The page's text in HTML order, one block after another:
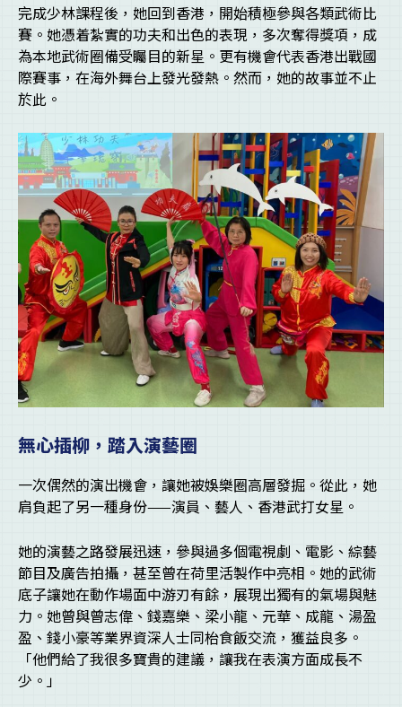
完成少林課程後，她回到香港，開始積極參與各類武術比
賽。她憑着紮實的功夫和出色的表現，多次奪得獎項，成
為本地武術圈備受矚目的新星。更有機會代表香港出戰國
際賽事，在海外舞台上發光發熱。然而，她的故事並不止
於此。
無心插柳，踏入演藝圈
一次偶然的演出機會，讓她被娛樂圈高層發掘。從此，她
肩負起了另一種身份——演員、藝人、香港武打女星。
她的演藝之路發展迅速，參與過多個電視劇、電影、綜藝
節目及廣告拍攝，甚至曾在荷里活製作中亮相。她的武術
底子讓她在動作場面中游刃有餘，展現出獨有的氣場與魅
力。她曾與曾志偉、錢嘉樂、梁小龍、元華、成龍、湯盈
盈、錢小豪等業界資深人士同枱食飯交流，獲益良多。
「他們給了我很多寶貴的建議，讓我在表演方面成長不
少。」